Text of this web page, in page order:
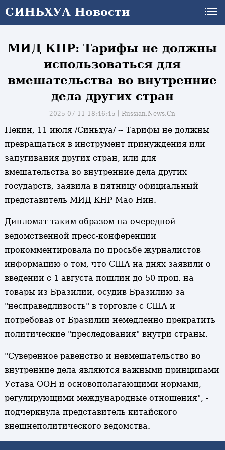
СИНЬХУА Новости
СИНЬХУА Новости
МИД КНР: Тарифы не должны
использоваться для
вмешательства во внутренние
дела других стран
2025-07-11 18:46:45丨Russian.News.Cn
Пекин, 11 июля /Синьхуа/ -- Тарифы не должны
превращаться в инструмент принуждения или
запугивания других стран, или для
вмешательства во внутренние дела других
государств, заявила в пятницу официальный
представитель МИД КНР Мао Нин.
Дипломат таким образом на очередной
ведомственной пресс-конференции
прокомментировала по просьбе журналистов
информацию о том, что США на днях заявили о
введении с 1 августа пошлин до 50 проц. на
товары из Бразилии, осудив Бразилию за
"несправедливость" в торговле с США и
потребовав от Бразилии немедленно прекратить
политические "преследования" внутри страны.
"Суверенное равенство и невмешательство во
внутренние дела являются важными принципами
Устава ООН и основополагающими нормами,
регулирующими международные отношения", -
подчеркнула представитель китайского
внешнеполитического ведомства.